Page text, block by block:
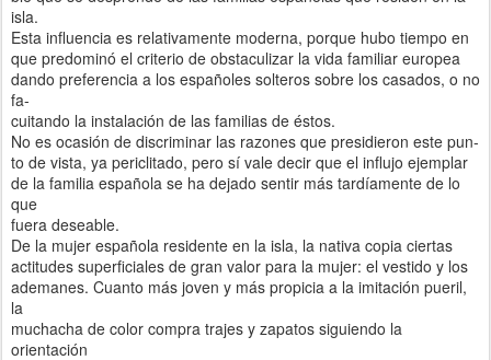
isla.
Esta influencia es relativamente moderna, porque hubo tiempo en
que predominó el criterio de obstaculizar la vida familiar europea
dando preferencia a los españoles solteros sobre los casados, o no
fa-
cuitando la instalación de las familias de éstos.
No es ocasión de discriminar las razones que presidieron este pun-
to de vista, ya periclitado, pero sí vale decir que el influjo ejemplar
de la familia española se ha dejado sentir más tardíamente de lo
que
fuera deseable.
De la mujer española residente en la isla, la nativa copia ciertas
actitudes superficiales de gran valor para la mujer: el vestido y los
ademanes. Cuanto más joven y más propicia a la imitación pueril,
la
muchacha de color compra trajes y zapatos siguiendo la
orientación